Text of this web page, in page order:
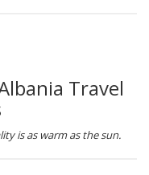
Travel
is as warm as the sun.